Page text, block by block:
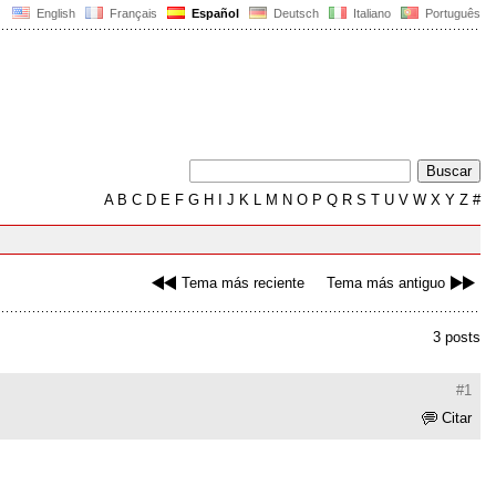
English Français Español Deutsch Italiano Português
AB C D E F G H J K L M N O P Q R S T U V W X Y Z #
Tema más reciente Tema más antiguo
3 posts
#1
Citar